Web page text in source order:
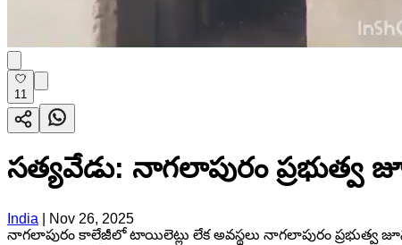
11
సత్యవేడు: నాగలాపురం ప్రభుత్వ
India
Nov 26, 2025
నాగలాపురం కాలేజీలో టాయిలెట్లు లేక అవస్థలు నాగలాపురం ప్రభుత్వ